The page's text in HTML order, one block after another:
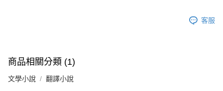
客服
商品相關分類 (1)
文學小說 翻譯小說